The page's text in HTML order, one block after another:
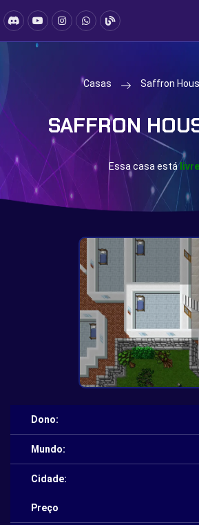
Casas Saffron
SAFFRON
Essa casa estálivre
Dono:
Mundo:
Cidade:
Preço